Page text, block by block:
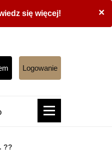
×
się więcej!
Logowanie
??